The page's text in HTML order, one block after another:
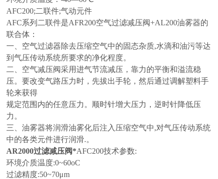
AFC200;二联件;气动元件
AFC系列二联件是AFR200空气过滤减压阀+AL200油雾器的
联合体：
一、空气过滤器除去压缩空气中的固态杂质,水滴和油污等达
到气压传动系统所要求的净化程度。
二、空气减压阀采用进气节流减压，靠力的平衡和溢流稳
压。要改变气路压力时，先拔出手轮，然后通过调解塑料手
轮来获得
规定范围内的任意压力。顺时针增大压力，逆时针降低压
力。
三、油雾器将润滑油雾化后注入压缩空气中,对气压传动系统
中的各类元件进行润滑.。
AR2000过滤减压阀*AFC200技术参数:
环境介质温度:0~60oC
过滤精度:50~70μm